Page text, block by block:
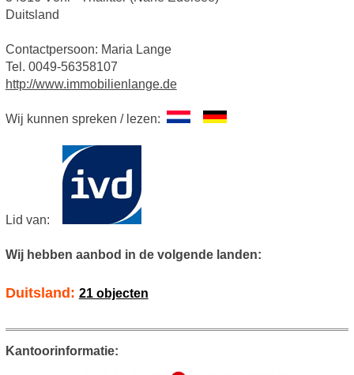
Duitsland
Contactpersoon: Maria Lange
Tel. 0049-56358107
http://www.immobilienlange.de
Wij kunnen spreken / lezen:
Lid van:
Wij hebben aanbod in de volgende landen:
Duitsland: 21 objecten
Kantoorinformatie: